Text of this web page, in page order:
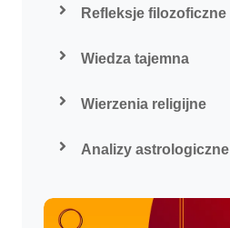
Refleksje filozoficzne
Wiedza tajemna
Wierzenia religijne
Analizy astrologiczne